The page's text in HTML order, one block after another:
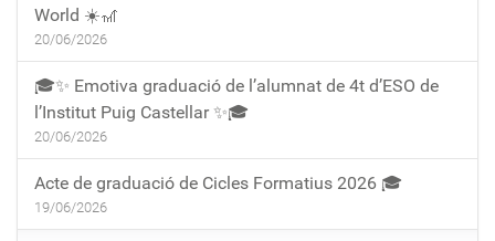
World ☀️🎢
20/06/2026
🎓✨ Emotiva graduació de l’alumnat de 4t d’ESO de
l’Institut Puig Castellar ✨🎓
20/06/2026
Acte de graduació de Cicles Formatius 2026 🎓
19/06/2026